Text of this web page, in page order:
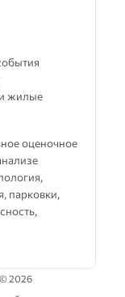
и жилые
оценочное
парковки,
©2026